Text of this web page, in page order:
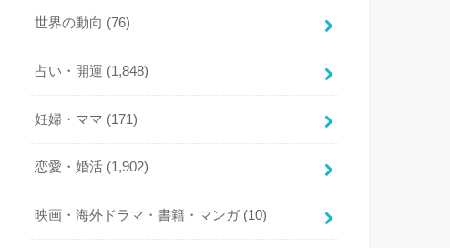
世界の動向 (76)
占い・開運 (1,848)
妊婦・ママ (171)
恋愛・婚活 (1,902)
映画・海外ドラマ・書籍・マンガ (10)